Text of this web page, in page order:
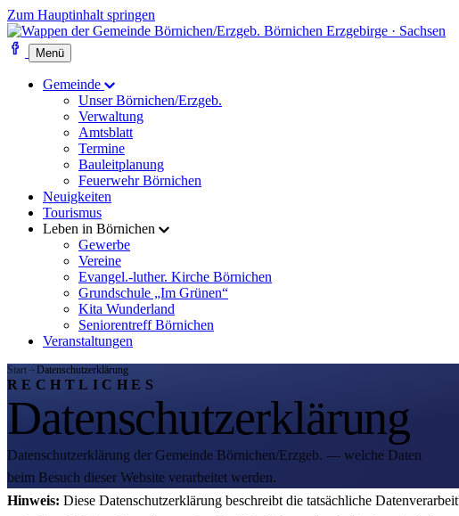
Zum Hauptinhalt springen
Börnichen Erzgebirge · Sachsen
Menü
Gemeinde
Unser Börnichen/Erzgeb.
Verwaltung
Amtsblatt
Termine
Bauleitplanung
Feuerwehr Börnichen
Neuigkeiten
Tourismus
Leben in Börnichen
Gewerbe
Vereine
Evangel.-luther. Kirche Börnichen
Grundschule „Im Grünen“
Kita Wunderland
Seniorentreff Börnichen
Veranstaltungen
Start Datenschutzerklärung
RECHTLICHES
Datenschutzerklärung
Datenschutzerklärung der Gemeinde Börnichen/Erzgeb. — welche Daten
beim Besuch dieser Website verarbeitet werden.
Hinweis: Diese Datenschutzerklärung beschreibt die tatsächliche